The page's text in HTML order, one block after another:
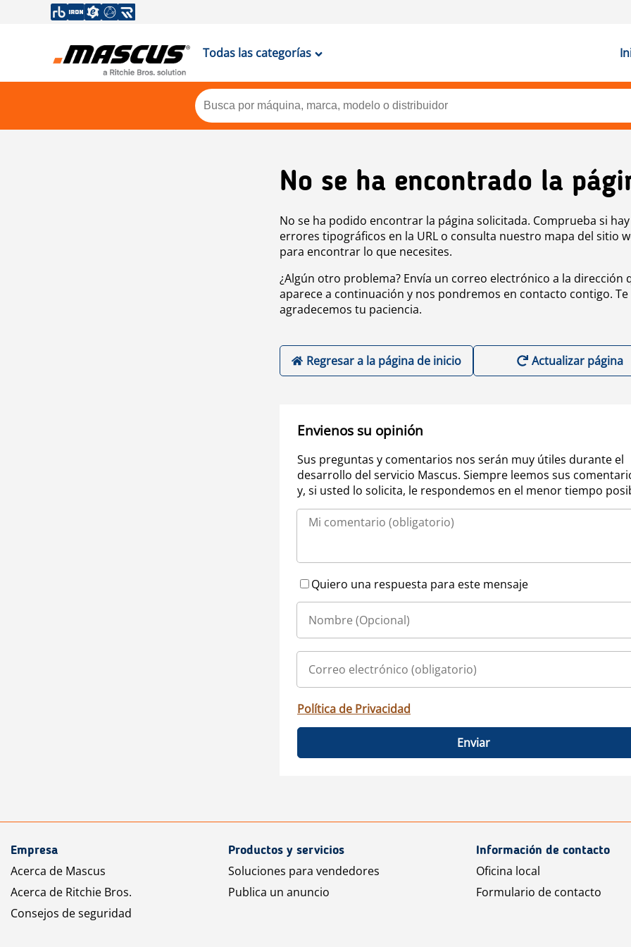
Todas las categorías
No se ha encontrado la
No se ha podido encontrar la página solicitada. Comprueba si hay
errores tipográficos en la URL o consulta nuestro mapa del sitio
para encontrar lo que necesites.
¿Algún otro problema? Envía un correo electrónico a la dirección
aparece a continuación y nos pondremos en contacto contigo. Te
agradecemos tu paciencia.
Regresar a la página de inicio Actualizar página
Envienos su opinión
Sus preguntas y comentarios nos serán muy útiles durante el
desarrollo del servicio Mascus. Siempre leemos sus
y, si usted lo solicita, le respondemos en el menor tiempo
Quiero una respuesta para este mensaje
Política de Privacidad
Enviar
Empresa
Acerca de Mascus
Acerca de Ritchie Bros.
Consejos de seguridad
Productos y servicios
Soluciones para vendedores
Publica un anuncio
Información de contacto
Oficina local
Formulario de contacto